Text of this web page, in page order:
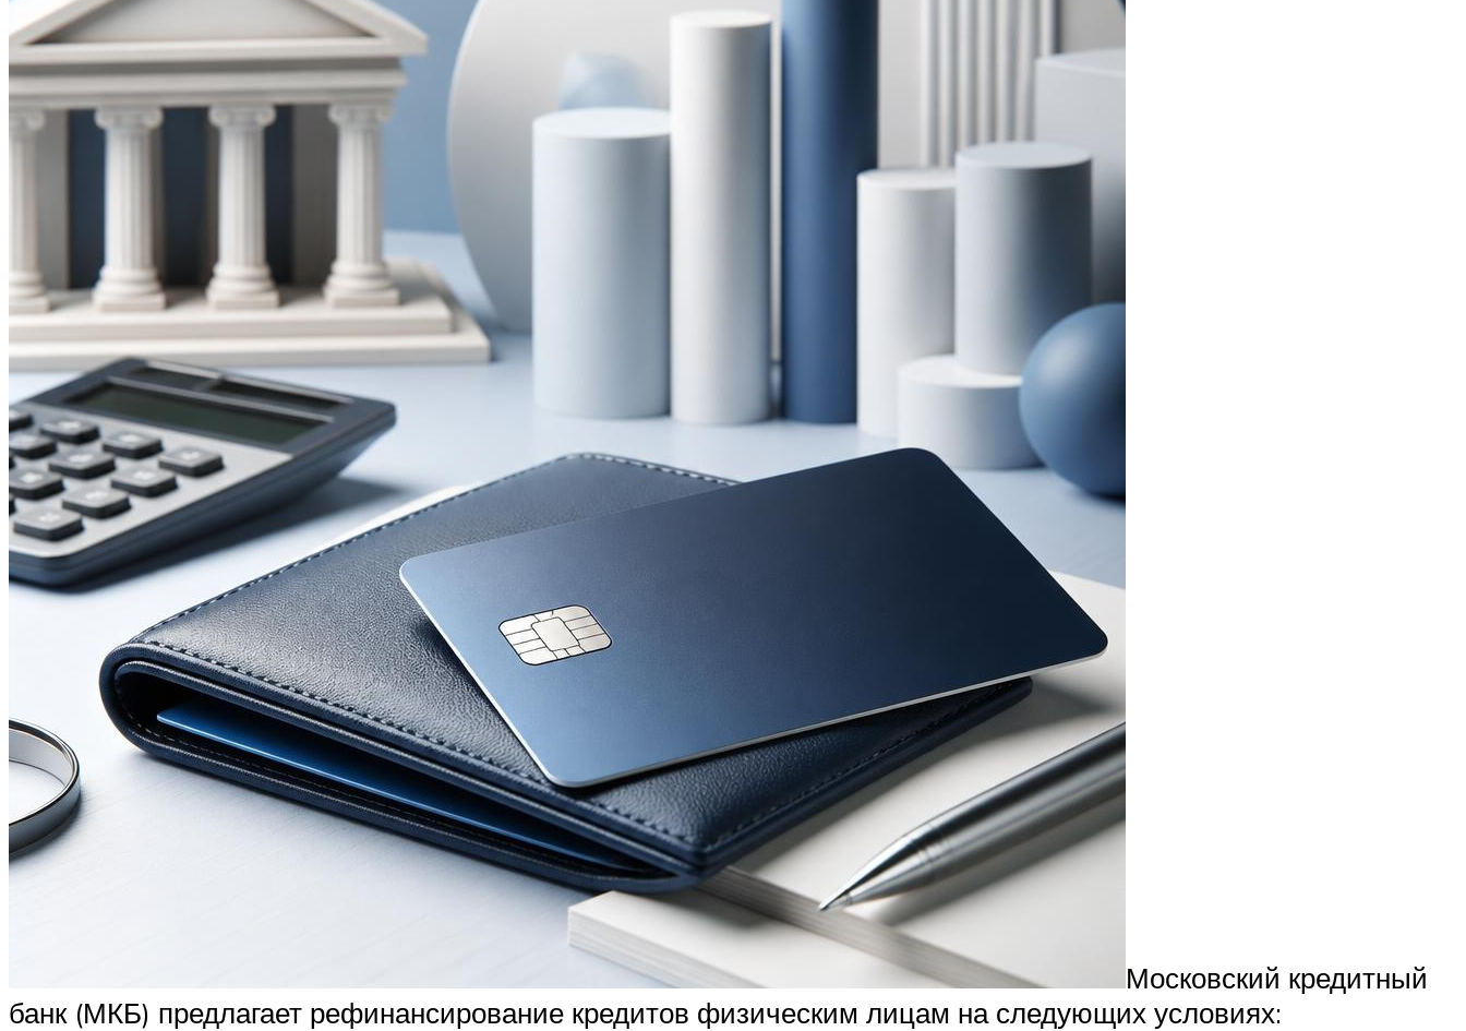
Московский кредитный
банк (МКБ) предлагает рефинансирование кредитов физическим лицам на следующих условиях: